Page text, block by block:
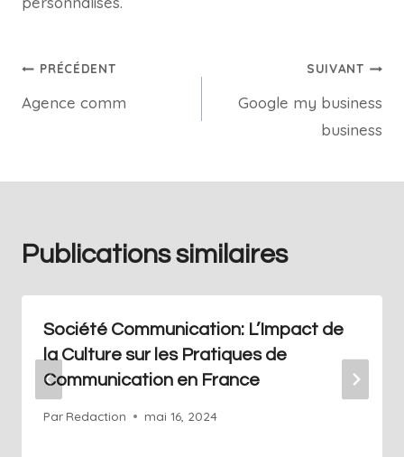
PRÉCÉDENT
Agence comm
SUIVANT
Google my business
business
Publications similaires
Société Communication: L’Impact de
la Culture sur les Pratiques de
Communication en France
Par Redaction mai 16, 2024